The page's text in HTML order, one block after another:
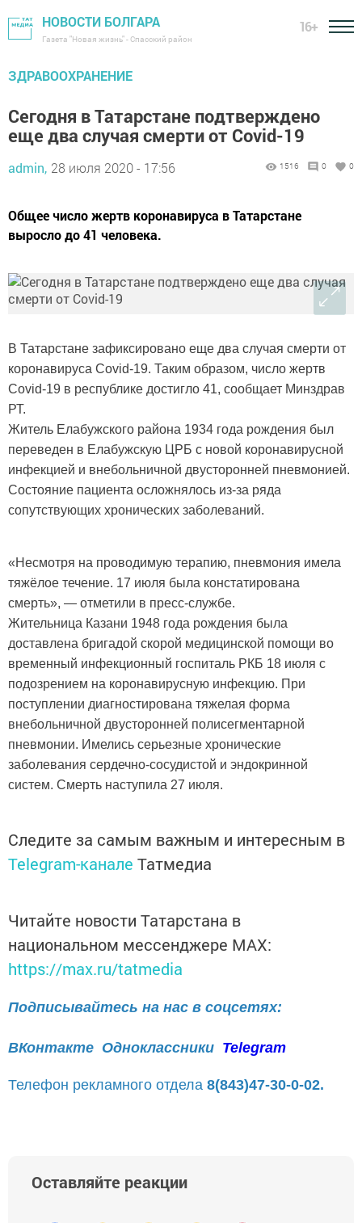
НОВОСТИ БОЛГАРА
Газета "Новая жизнь" - Спасский район
16+
ЗДРАВООХРАНЕНИЕ
Сегодня в Татарстане подтверждено
еще два случая смерти от Covid-19
admin, 28 июля 2020 - 17:56 1516 0 0
Общее число жертв коронавируса в Татарстане
выросло до 41 человека.
В Татарстане зафиксировано еще два случая смерти от
коронавируса Covid-19. Таким образом, число жертв
Covid-19 в республике достигло 41, сообщает Минздрав
РТ.
Житель Елабужского района 1934 года рождения был
переведен в Елабужскую ЦРБ с новой коронавирусной
инфекцией и внебольничной двусторонней пневмонией.
Состояние пациента осложнялось из-за ряда
сопутствующих хронических заболеваний.
«Несмотря на проводимую терапию, пневмония имела
тяжёлое течение. 17 июля была констатирована
смерть», — отметили в пресс-службе.
Жительница Казани 1948 года рождения была
доставлена бригадой скорой медицинской помощи во
временный инфекционный госпиталь РКБ 18 июля с
подозрением на коронавирусную инфекцию. При
поступлении диагностирована тяжелая форма
внебольничной двусторонней полисегментарной
пневмонии. Имелись серьезные хронические
заболевания сердечно-сосудистой и эндокринной
систем. Смерть наступила 27 июля.
Следите за самым важным и интересным в
Telegram-канале Татмедиа
Читайте новости Татарстана в
национальном мессенджере MАХ:
https://max.ru/tatmedia
Подписывайтесь на нас в соцсетях:
ВКонтакте Одноклассники Telegram
Телефон рекламного отдела 8(843)47-30-0-02.
Оставляйте реакции